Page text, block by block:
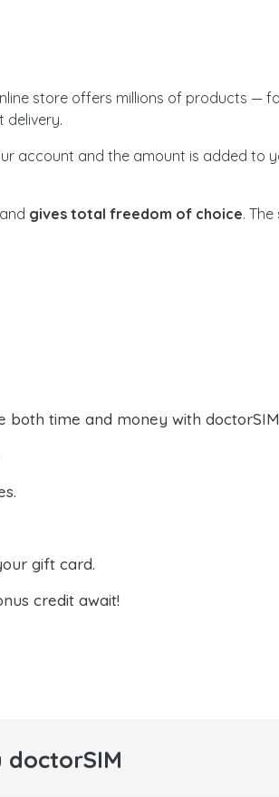
store offers millions of products —
delivery.
account and the amount is added to
gives total freedom of choice.
both time and money with
gift card.
credit await!
doctorSIM